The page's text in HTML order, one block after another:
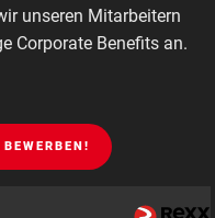
unseren Mitarbeitern
Corporate Benefits an.